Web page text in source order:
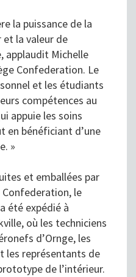
la puissance de la
la valeur de
applaudit Michelle
Confederation. Le
et les étudiants
compétences au
appuie les soins
en bénéficiant d’une
»
et emballées par
le
été expédié à
où les techniciens
d’Ornge, les
les représentants de
de l’intérieur.